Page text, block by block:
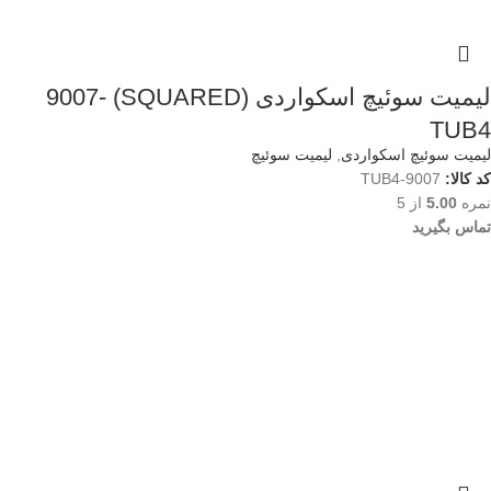
لیمیت سوئیچ اسکواردی (SQUARED) 9007-
TUB4
لیمیت سوئیچ اسکواردی
لیمیت سوئیچ
کد کالا: 9007-TUB4
نمره 5.00 از 5
تماس بگیرید